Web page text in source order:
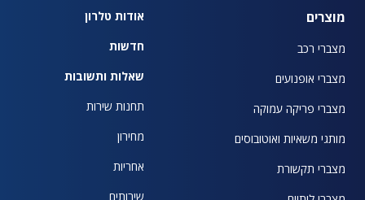
מוצרים
מצברי רכב
מצברי אופנועים
מצברי פריקה עמוקה
מותגי משאיות ואוטובוסים
מצברי תקשורת
אודות טלרון
חדשות
שאלות ותשובות
תחנות שירות
מחירון
אחריות
שירותים